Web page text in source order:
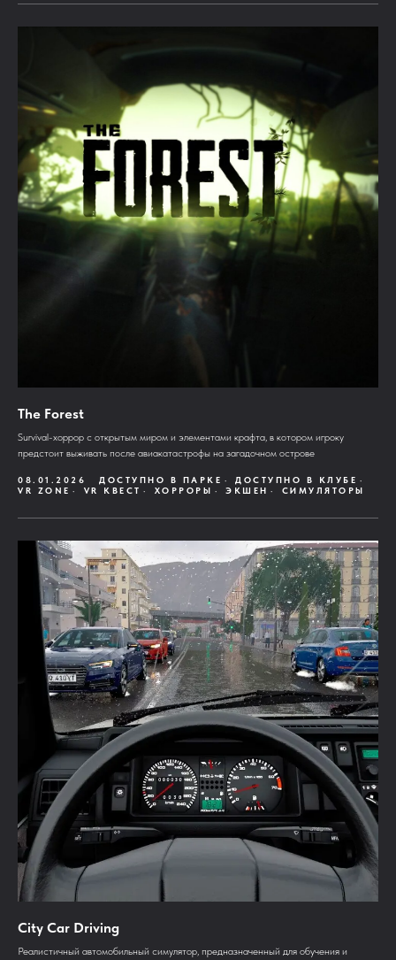
The Forest
Survival-хоррор с открытым миром и элементами крафта, в котором игроку
предстоит выживать после авиакатастрофы на загадочном острове
08.01.2026 ДОСТУПНО В ПАРКЕ
ДОСТУПНО В КЛУБЕ
VR ZONE
VR КВЕСТ ХОРРОРЫ ЭКШЕН СИМУЛЯТОРЫ
City Car Driving
Реалистичный автомобильный симулятор, предназначенный для обучения и